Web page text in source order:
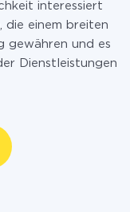
interessiert
die einem breiten
gewähren und es
Dienstleistungen